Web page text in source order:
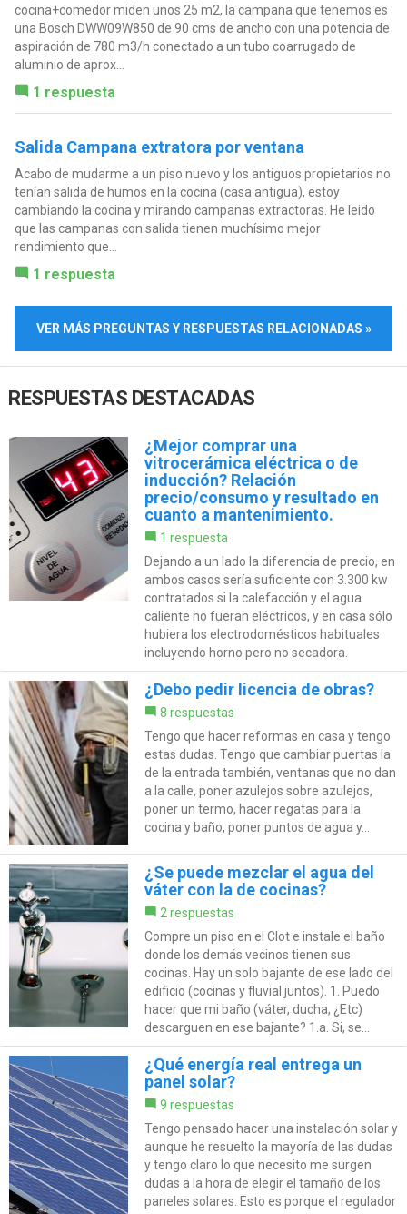
cocina+comedor miden unos 25 m2, la campana que tenemos es
una Bosch DWW09W850 de 90 cms de ancho con una potencia de
aspiración de 780 m3/h conectado a un tubo coarrugado de
aluminio de aprox...
1 respuesta
Salida Campana extratora por ventana
Acabo de mudarme a un piso nuevo y los antiguos propietarios no
tenían salida de humos en la cocina (casa antigua), estoy
cambiando la cocina y mirando campanas extractoras. He leido
que las campanas con salida tienen muchísimo mejor
rendimiento que...
1 respuesta
VER MÁS PREGUNTAS Y RESPUESTAS RELACIONADAS »
RESPUESTAS DESTACADAS
¿Mejor comprar una
vitrocerámica eléctrica o de
inducción? Relación
precio/consumo y resultado en
cuanto a mantenimiento.
1 respuesta
Dejando a un lado la diferencia de precio, en
ambos casos sería suficiente con 3.300 kw
contratados si la calefacción y el agua
caliente no fueran eléctricos, y en casa sólo
hubiera los electrodomésticos habituales
incluyendo horno pero no secadora.
¿Debo pedir licencia de obras?
8 respuestas
Tengo que hacer reformas en casa y tengo
estas dudas. Tengo que cambiar puertas la
de la entrada también, ventanas que no dan
a la calle, poner azulejos sobre azulejos,
poner un termo, hacer regatas para la
cocina y baño, poner puntos de agua y...
¿Se puede mezclar el agua del
váter con la de cocinas?
2 respuestas
Compre un piso en el Clot e instale el baño
donde los demás vecinos tienen sus
cocinas. Hay un solo bajante de ese lado del
edificio (cocinas y fluvial juntos). 1. Puedo
hacer que mi baño (váter, ducha, ¿Etc)
descarguen en ese bajante? 1.a. Si, se...
¿Qué energía real entrega un
panel solar?
9 respuestas
Tengo pensado hacer una instalación solar y
aunque he resuelto la mayoría de las dudas
y tengo claro lo que necesito me surgen
dudas a la hora de elegir el tamaño de los
paneles solares. Esto es porque el regulador